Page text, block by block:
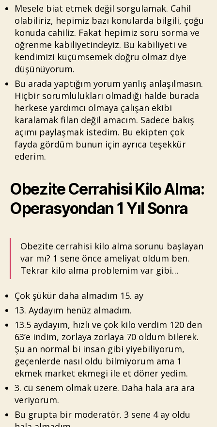
Mesele biat etmek değil sorgulamak. Cahil
olabiliriz, hepimiz bazı konularda bilgili, çoğu
konuda cahiliz. Fakat hepimiz soru sorma ve
öğrenme kabiliyetindeyiz. Bu kabiliyeti ve
kendimizi küçümsemek doğru olmaz diye
düşünüyorum.
Bu arada yaptığım yorum yanlış anlaşılmasın.
Hiçbir sorumlulukları olmadığı halde burada
herkese yardımcı olmaya çalışan ekibi
karalamak filan değil amacım. Sadece bakış
açımı paylaşmak istedim. Bu ekipten çok
fayda gördüm bunun için ayrıca teşekkür
ederim.
Obezite Cerrahisi Kilo Alma:
Operasyondan 1 Yıl Sonra
Obezite cerrahisi kilo alma sorunu başlayan
var mı? 1 sene önce ameliyat oldum ben.
Tekrar kilo alma problemim var gibi…
Çok şükür daha almadım 15. ay
13. Aydayım henüz almadım.
13.5 aydayım, hızlı ve çok kilo verdim 120 den
63’e indim, zorlaya zorlaya 70 oldum bilerek.
Şu an normal bi insan gibi yiyebiliyorum,
geçenlerde nasıl oldu bilmiyorum ama 1
ekmek market ekmegi ile et döner yedim.
3. cü senem olmak üzere. Daha hala ara ara
veriyorum.
Bu grupta bir moderatör. 3 sene 4 ay oldu